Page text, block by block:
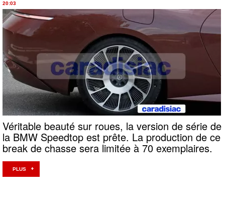
20:03
Véritable beauté sur roues, la version de série de
la BMW Speedtop est prête. La production de ce
break de chasse sera limitée à 70 exemplaires.
PLUS